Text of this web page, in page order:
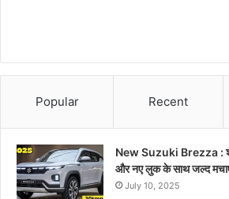
Popular Recent
New Suzuki Brezza :
और नए लुक के साथ जल्द
July 10, 2025